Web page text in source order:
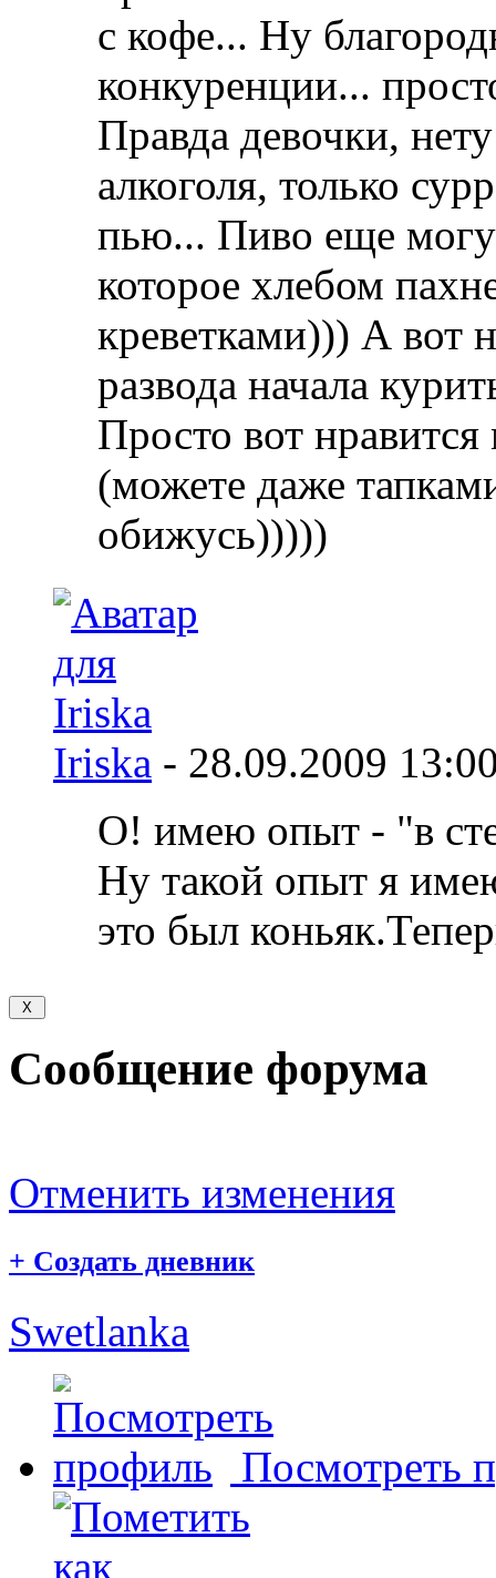
с кофе... Ну
конкуренции...
Правда девочки,
алкоголя, только
пью... Пиво еще могу
которое хлебом
креветками))) А вот
развода начала
Просто вот
(можете даже
обижусь)))))
Iriska - 28.09.2009
О! имею опыт - "в
Ну такой опыт я
это был
Сообщение форума
Отменить изменения
+ Создать дневник
Swetlanka
Посмотреть